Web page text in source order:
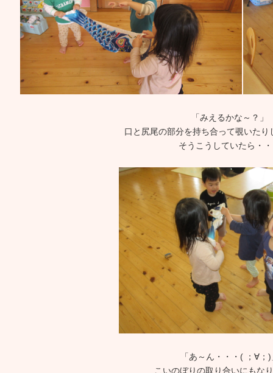
「みえるかな～？」
口と尻尾の部分を持ち合って覗いたり
そうこうしていたら・
「あ～ん・・・( ；∀；)
こいのぼりの取り合いにもな